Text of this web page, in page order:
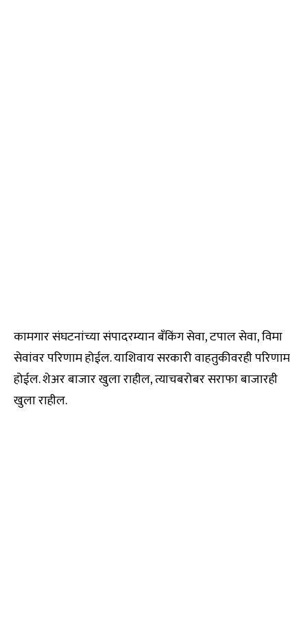
कामगार संघटनांच्या संपादरम्यान बँकिंग सेवा, टपाल सेवा, विमा
सेवांवर परिणाम होईल. याशिवाय सरकारी वाहतुकीवरही परिणाम
होईल. शेअर बाजार खुला राहील, त्याचबरोबर सराफा बाजारही
खुला राहील.